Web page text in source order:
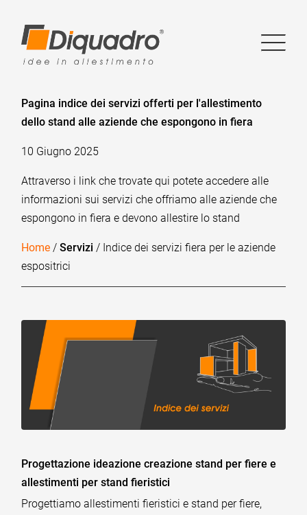
Pagina indice dei servizi offerti per l'allestimento
dello stand alle aziende che espongono in fiera
10 Giugno 2025
Attraverso i link che trovate qui potete accedere alle
informazioni sui servizi che offriamo alle aziende che
espongono in fiera e devono allestire lo stand
Home /Servizi / Indice dei servizi fiera per le aziende
espositrici
Progettazione ideazione creazione stand per fiere e
allestimenti per stand fieristici
Progettiamo allestimenti fieristici e stand per fiere,